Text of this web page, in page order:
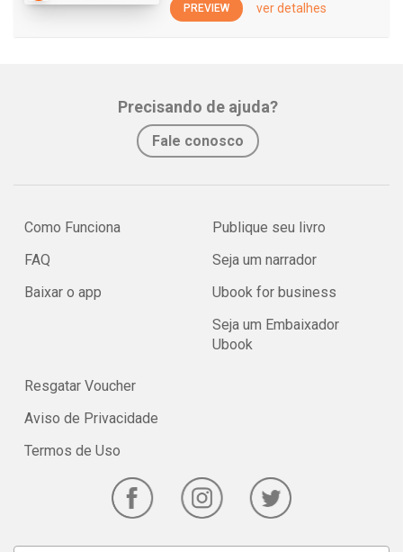
PREVIEW ver detalhes
Precisando de ajuda?
Fale conosco
Como Funciona
FAQ
Baixar o app
Publique seu livro
Seja um narrador
Ubook for business
Seja um Embaixador
Ubook
Resgatar Voucher
Aviso de Privacidade
Termos de Uso